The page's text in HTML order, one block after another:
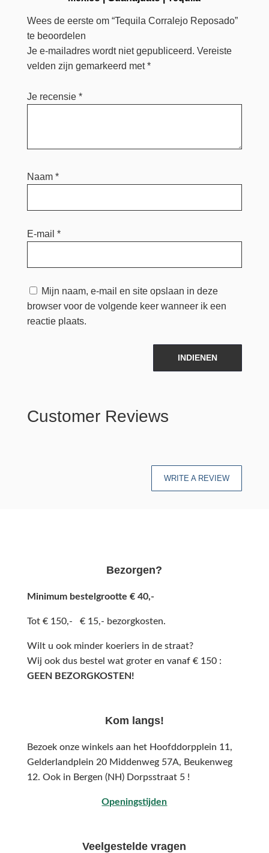
Wees de eerste om “Tequila Corralejo Reposado”
te beoordelen
Je e-mailadres wordt niet gepubliceerd. Vereiste
velden zijn gemarkeerd met*
Je recensie *
Naam *
E-mail *
Mijn naam, e-mail en site opslaan in deze
browser voor de volgende keer wanneer ik een
reactie plaats.
INDIENEN
Customer Reviews
WRITE A REVIEW
Bezorgen?
Minimum bestelgrootte € 40,-
Tot € 150,- € 15,- bezorgkosten.
Wilt u ook minder koeriers in de straat?
Wij ook dus bestel wat groter en vanaf € 150 :
GEEN BEZORGKOSTEN!
Kom langs!
Bezoek onze winkels aan het Hoofddorpplein 11,
Gelderlandplein 20 Middenweg 57A, Beukenweg
12. Ook in Bergen (NH) Dorpsstraat 5 !
Openingstijden
Veelgestelde vragen